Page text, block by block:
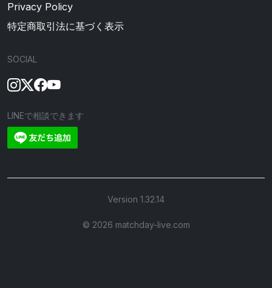
Privacy Policy
特定商取引法に基づく表示
SOCIAL
LINEで相談できます
Version 1.32.14
©︎ 2026 matchday-live.com